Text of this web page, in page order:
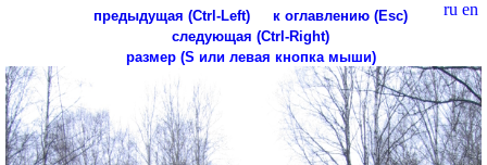
ru en
предыдущая (Ctrl-Left)
к оглавлению (Esc)
следующая (Ctrl-Right)
размер (S или левая кнопка мыши)